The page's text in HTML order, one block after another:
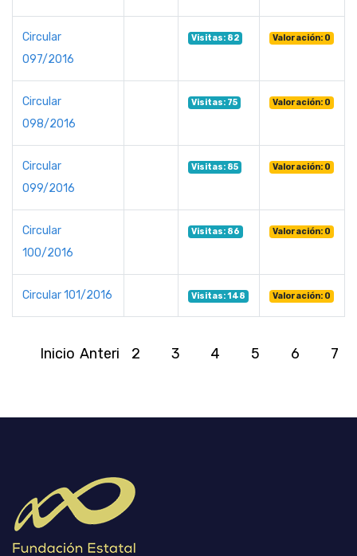
Circular
097/2016
Visitas: 82 Valoración: 0
Circular
098/2016
Visitas: 75 Valoración: 0
Circular
099/2016
Visitas: 85 Valoración: 0
Circular
100/2016
Visitas: 86 Valoración: 0
Circular 101/2016 Visitas: 148 Valoración: 0
Inicio Anterior2 3 4 5 6 7